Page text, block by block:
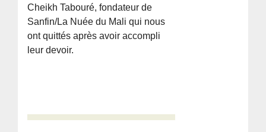
Cheikh Tabouré, fondateur de
Sanfin/La Nuée du Mali qui nous
ont quittés après avoir accompli
leur devoir.